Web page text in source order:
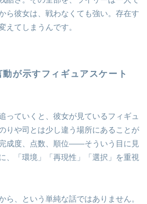
ら彼女は、戦わなくても強い。存在す
えてしまうんです。
動が示すフィギュアスケート
っていくと、彼女が見ているフィギュ
りや司とは少し違う場所にあることが
成度、点数、順位――そういう目に見
、「環境」「再現性」「選択」を重視
ら、という単純な話ではありません。